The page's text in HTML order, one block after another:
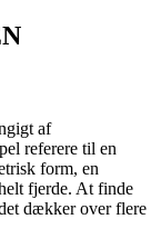
af
referere til en
form, en
fjerde. At finde
dækker over flere